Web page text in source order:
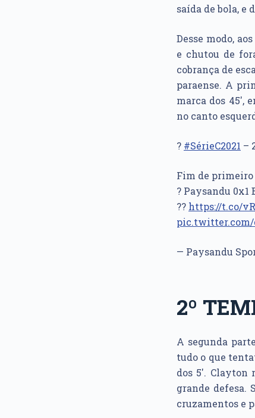
saída de bola, e
Desse modo,
e chutou de
cobrança de
paraense. A
marca dos 45′,
no canto
? #SérieC2021 –
Fim de primeiro
? Paysandu 0x1
?? https://t.co/
pic.twitter.com/
— Paysandu
2º
A segunda
tudo o que
dos 5′.
grande defesa.
cruzamentos e